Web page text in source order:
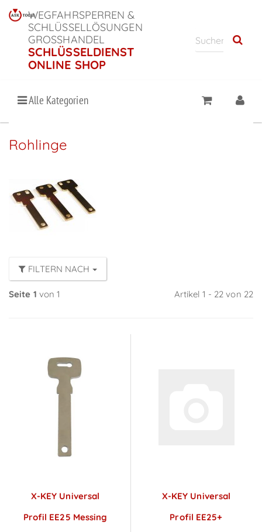
WEGFAHRSPERREN &
SCHLÜSSELLÖSUNGEN
GROSSHANDEL
SCHLÜSSELDIENST
ONLINE SHOP
Alle Kategorien
Rohlinge
FILTERN NACH
Seite 1 von 1 Artikel 1 - 22 von 22
X-KEY Universal
Profil EE25 Messing
X-KEY Universal
Profil EE25+